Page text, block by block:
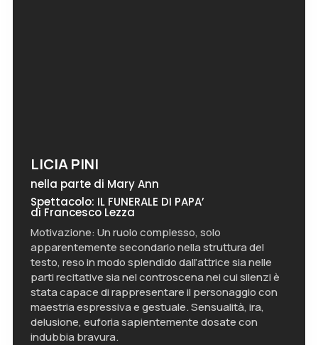
LICIA PINI
nella parte di Mary Ann
Spettacolo: IL FUNERALE DI PAPA’
di Francesco Lezza
Motivazione: Un ruolo complesso, solo
apparentemente secondario nella struttura del
testo, reso in modo splendido dall’attrice sia nelle
parti recitative sia nel controscena nei cui silenzi è
stata capace di rappresentare il personaggio con
maestria espressiva e gestuale. Sensualità, ira,
delusione, euforia sapientemente dosate con
indubbia bravura.